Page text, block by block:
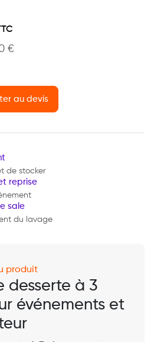
€
au devis
de stocker
reprise
sale
du lavage
produit
desserte à 3
événements et